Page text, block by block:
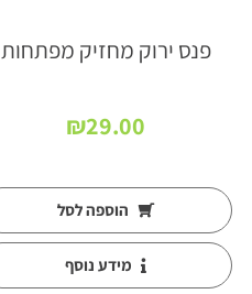
פנס ירוק מחזיק מפתחות
₪29.00
הוספה לסל
מידע נוסף